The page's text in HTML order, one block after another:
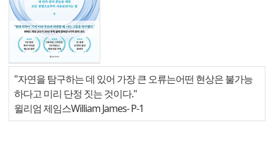
"자연을 탐구하는 데 있어 가장 큰 오류는어떤 현상은 불가능
하다고 미리 단정 짓는 것이다."
윌리엄 제임스William James- P-1